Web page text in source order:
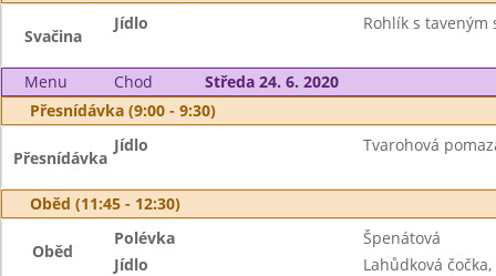
Svačina
Jídlo Rohlík s taveným
Menu Chod
Středa 24. 6. 2020
Přesnídávka (9:00 - 9:30)
Přesnídávka
Jídlo Tvarohová
Oběd (11:45 - 12:30)
Oběd
Polévka
Špenátová
Jídlo
Lahůdková